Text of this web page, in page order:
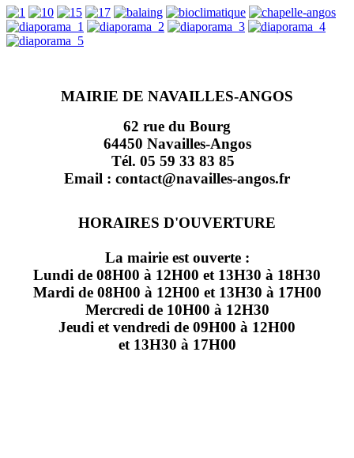
MAIRIE DE NAVAILLES-ANGOS
62 rue du Bourg
64450 Navailles-Angos
Tél. 05 59 33 83 85
Email : contact@navailles-angos.fr
HORAIRES D'OUVERTURE
La mairie est ouverte :
Lundi de 08H00 à 12H00 et 13H30 à 18H30
Mardi de 08H00 à 12H00 et 13H30 à 17H00
Mercredi de 10H00 à 12H30
Jeudi et vendredi de 09H00 à 12H00
et 13H30 à 17H00